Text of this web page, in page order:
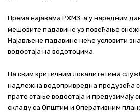
Према најавама РХМЗ-а у наредним
мешовите падавине уз повећање
Најављене падавине неће условити
водостаја на водотоцима.
На свим критичним локалитетима
надлежна водопривредна предузећа
прате стање водостаја и предузимају
складу са Општим и Оперативним